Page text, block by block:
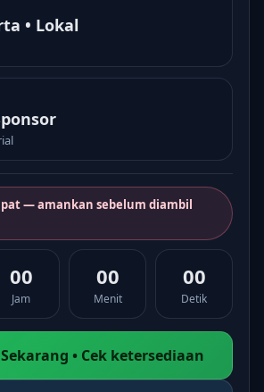
• Lokal
— amankan sebelum diambil
00
Jam
00
Menit
00
Detik
• Cek ketersediaan